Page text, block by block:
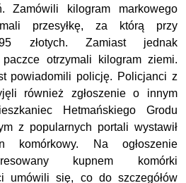
Zamówili kilogram markowego
przesyłkę, za którą przy
złotych. Zamiast jednak
otrzymali kilogram ziemi.
powiadomili policję. Policjanci z
również zgłoszenie o innym
Hetmańskiego Grodu
z popularnych portali wystawił
komórkowy. Na ogłoszenie
kupnem komórki
umówili się, co do szczegółów